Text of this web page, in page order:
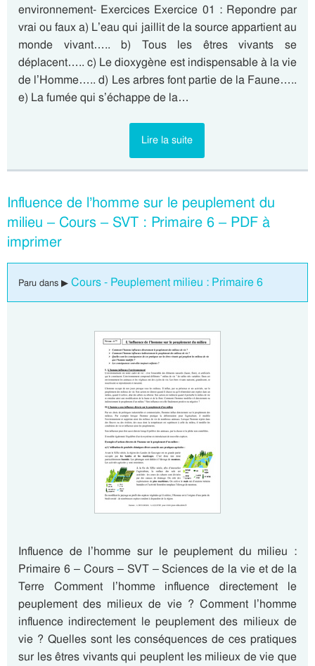
environnement- Exercices Exercice 01 : Repondre par
vrai ou faux a) L’eau qui jaillit de la source appartient au
monde vivant….. b) Tous les êtres vivants se
déplacent….. c) Le dioxygène est indispensable à la vie
de l’Homme….. d) Les arbres font partie de la Faune…..
e) La fumée qui s’échappe de la…
Lire la suite
Influence de l’homme sur le peuplement du
milieu – Cours – SVT : Primaire 6 – PDF à
imprimer
Paru dans ▶ Cours - Peuplement milieu : Primaire 6
Influence de l’homme sur le peuplement du milieu :
Primaire 6 – Cours – SVT – Sciences de la vie et de la
Terre Comment l’homme influence directement le
peuplement des milieux de vie ? Comment l’homme
influence indirectement le peuplement des milieux de
vie ? Quelles sont les conséquences de ces pratiques
sur les êtres vivants qui peuplent les milieux de vie que